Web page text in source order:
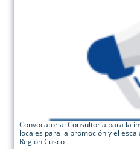
Convocatoria: Consultoría para la
locales para la promoción y el
Región Cusco